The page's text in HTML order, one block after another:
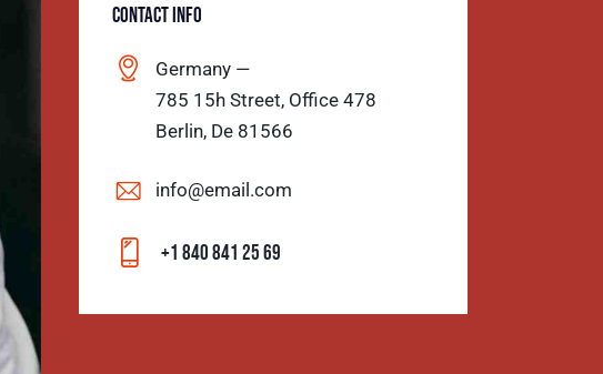
CONTACT INFO
Germany —
785 15h Street, Office 478
Berlin, De 81566
info@email.com
+1 840 841 25 69